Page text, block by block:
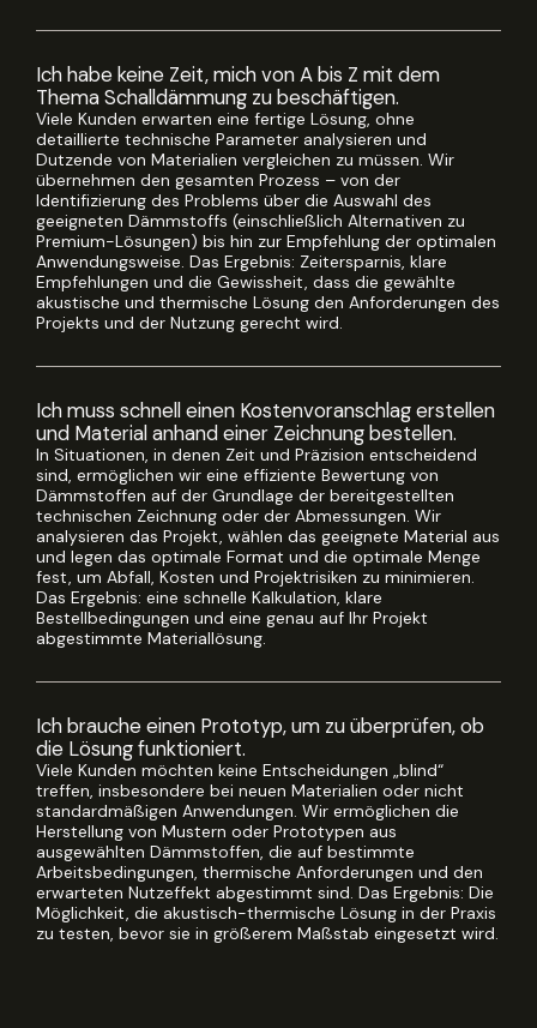
Ich habe keine Zeit, mich von A bis Z mit dem
Thema Schalldämmung zu beschäftigen.
Viele Kunden erwarten eine fertige Lösung, ohne
detaillierte technische Parameter analysieren und
Dutzende von Materialien vergleichen zu müssen. Wir
übernehmen den gesamten Prozess – von der
Identifizierung des Problems über die Auswahl des
geeigneten Dämmstoffs (einschließlich Alternativen zu
Premium-Lösungen) bis hin zur Empfehlung der optimalen
Anwendungsweise. Das Ergebnis: Zeitersparnis, klare
Empfehlungen und die Gewissheit, dass die gewählte
akustische und thermische Lösung den Anforderungen des
Projekts und der Nutzung gerecht wird.
Ich muss schnell einen Kostenvoranschlag erstellen
und Material anhand einer Zeichnung bestellen.
In Situationen, in denen Zeit und Präzision entscheidend
sind, ermöglichen wir eine effiziente Bewertung von
Dämmstoffen auf der Grundlage der bereitgestellten
technischen Zeichnung oder der Abmessungen. Wir
analysieren das Projekt, wählen das geeignete Material aus
und legen das optimale Format und die optimale Menge
fest, um Abfall, Kosten und Projektrisiken zu minimieren.
Das Ergebnis: eine schnelle Kalkulation, klare
Bestellbedingungen und eine genau auf Ihr Projekt
abgestimmte Materiallösung.
Ich brauche einen Prototyp, um zu überprüfen, ob
die Lösung funktioniert.
Viele Kunden möchten keine Entscheidungen „blind“
treffen, insbesondere bei neuen Materialien oder nicht
standardmäßigen Anwendungen. Wir ermöglichen die
Herstellung von Mustern oder Prototypen aus
ausgewählten Dämmstoffen, die auf bestimmte
Arbeitsbedingungen, thermische Anforderungen und den
erwarteten Nutzeffekt abgestimmt sind. Das Ergebnis: Die
Möglichkeit, die akustisch-thermische Lösung in der Praxis
zu testen, bevor sie in größerem Maßstab eingesetzt wird.